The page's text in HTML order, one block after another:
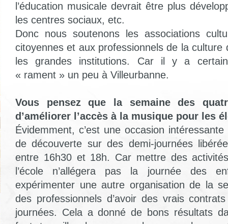
l’éducation musicale devrait être plus
les centres sociaux, etc.
Donc nous soutenons les associations
citoyennes et aux professionnels de la culture
les grandes institutions. Car il y a
« rament » un peu à Villeurbanne.
Vous pensez que la semaine des
d’améliorer l’accès à la musique pour les
Évidemment, c’est une occasion
de découverte sur des demi-journées
entre 16h30 et 18h. Car mettre des
l’école n’allégera pas la journée des
expérimenter une autre organisation de la
des professionnels d’avoir des vrais
journées. Cela a donné de bons résultats